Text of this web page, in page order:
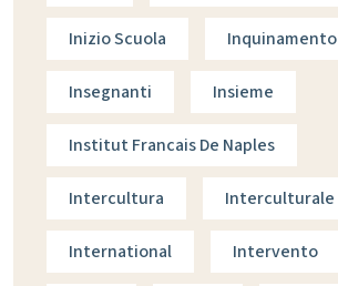
Inizio Scuola Inquinamento
Insegnanti Insieme
Institut Francais De Naples
Intercultura Interculturale
International Intervento